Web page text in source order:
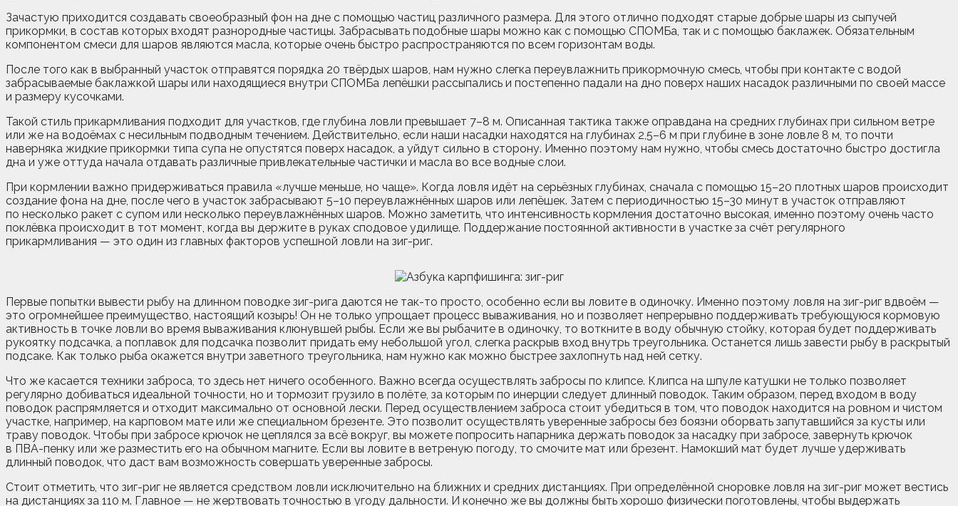
Зачастую приходится создавать своеобразный фон на дне с помощью частиц различного размера. Для этого отлично подходят старые добрые шары из сыпучей
прикормки, в состав которых входят разнородные частицы. Забрасывать подобные шары можно как с помощью СПОМБа, так и с помощью баклажек. Обязательным
компонентом смеси для шаров являются масла, которые очень быстро распространяются по всем горизонтам воды.
После того как в выбранный участок отправятся порядка 20 твёрдых шаров, нам нужно слегка переувлажнить прикормочную смесь, чтобы при контакте с водой
забрасываемые баклажкой шары или находящиеся внутри СПОМБа лепёшки рассыпались и постепенно падали на дно поверх наших насадок различными по своей массе
и размеру кусочками.
Такой стиль прикармливания подходит для участков, где глубина ловли превышает 7–8 м. Описанная тактика также оправдана на средних глубинах при сильном ветре
или же на водоёмах с несильным подводным течением. Действительно, если наши насадки находятся на глубинах 2,5–6 м при глубине в зоне ловле 8 м, то почти
наверняка жидкие прикормки типа супа не опустятся поверх насадок, а уйдут сильно в сторону. Именно поэтому нам нужно, чтобы смесь достаточно быстро достигла
дна и уже оттуда начала отдавать различные привлекательные частички и масла во все водные слои.
При кормлении важно придерживаться правила «лучше меньше, но чаще». Когда ловля идёт на серьёзных глубинах, сначала с помощью 15–20 плотных шаров происходит
создание фона на дне, после чего в участок забрасывают 5–10 переувлажнённых шаров или лепёшек. Затем с периодичностью 15–30 минут в участок отправляют
по несколько ракет с супом или несколько переувлажнённых шаров. Можно заметить, что интенсивность кормления достаточно высокая, именно поэтому очень часто
поклёвка происходит в тот момент, когда вы держите в руках сподовое удилище. Поддержание постоянной активности в участке за счёт регулярного
прикармливания — это один из главных факторов успешной ловли на зиг-риг.
Первые попытки вывести рыбу на длинном поводке зиг-рига даются не так-то просто, особенно если вы ловите в одиночку. Именно поэтому ловля на зиг-риг вдвоём —
это огромнейшее преимущество, настоящий козырь! Он не только упрощает процесс вываживания, но и позволяет непрерывно поддерживать требующуюся кормовую
активность в точке ловли во время вываживания клюнувшей рыбы. Если же вы рыбачите в одиночку, то воткните в воду обычную стойку, которая будет поддерживать
рукоятку подсачка, а поплавок для подсачка позволит придать ему небольшой угол, слегка раскрыв вход внутрь треугольника. Останется лишь завести рыбу в раскрытый
подсаке. Как только рыба окажется внутри заветного треугольника, нам нужно как можно быстрее захлопнуть над ней сетку.
Что же касается техники заброса, то здесь нет ничего особенного. Важно всегда осуществлять забросы по клипсе. Клипса на шпуле катушки не только позволяет
регулярно добиваться идеальной точности, но и тормозит грузило в полёте, за которым по инерции следует длинный поводок. Таким образом, перед входом в воду
поводок распрямляется и отходит максимально от основной лески. Перед осуществлением заброса стоит убедиться в том, что поводок находится на ровном и чистом
участке, например, на карповом мате или же специальном брезенте. Это позволит осуществлять уверенные забросы без боязни оборвать запутавшийся за кусты или
траву поводок. Чтобы при забросе крючок не цеплялся за всё вокруг, вы можете попросить напарника держать поводок за насадку при забросе, завернуть крючок
в ПВА-пенку или же разместить его на обычном магните. Если вы ловите в ветреную погоду, то смочите мат или брезент. Намокший мат будет лучше удерживать
длинный поводок, что даст вам возможность совершать уверенные забросы.
Стоит отметить, что зиг-риг не является средством ловли исключительно на ближних и средних дистанциях. При определённой сноровке ловля на зиг-риг может вестись
на дистанциях за 110 м. Главное — не жертвовать точностью в угоду дальности. И конечно же вы должны быть хорошо физически поготовлены, чтобы выдержать